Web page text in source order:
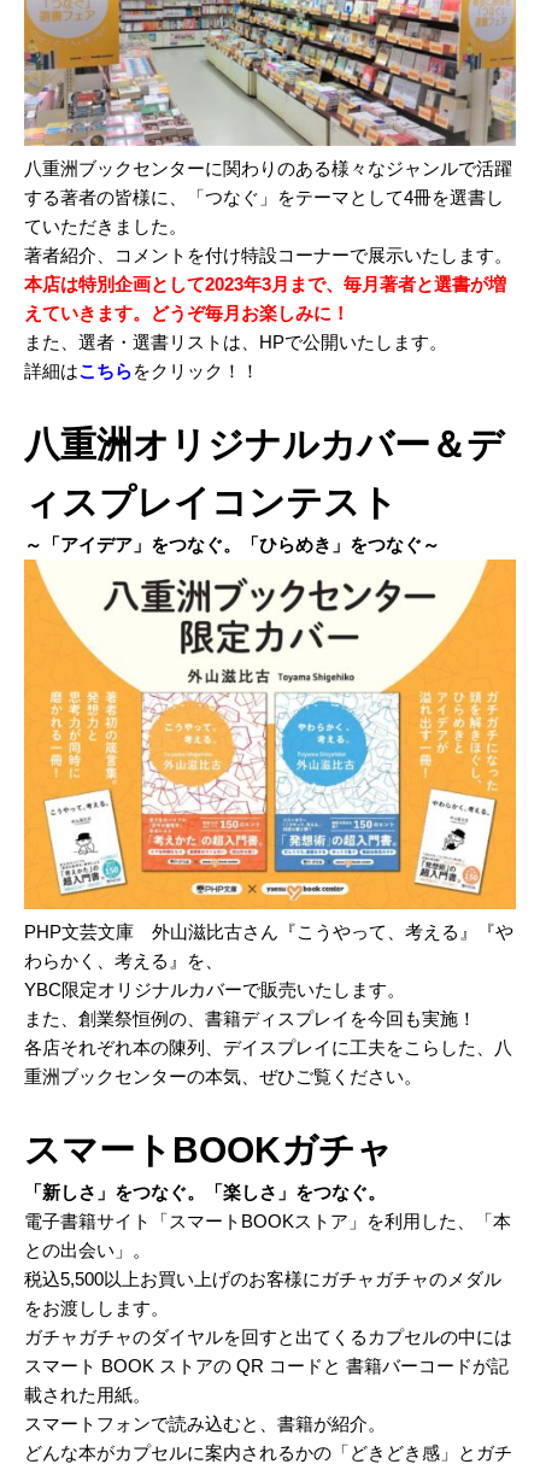
八重洲ブックセンターに関わりのある様々なジャンルで活躍
する著者の皆様に、「つなぐ」をテーマとして4冊を選書し
ていただきました。
著者紹介、コメントを付け特設コーナーで展示いたします。
本店は特別企画として2023年3月まで、毎月著者と選書が増
えていきます。どうぞ毎月お楽しみに！
また、選者・選書リストは、HPで公開いたします。
詳細はこちらをクリック！！
八重洲オリジナルカバー＆デ
ィスプレイコンテスト
～「アイデア」をつなぐ。「ひらめき」をつなぐ～
PHP文芸文庫 外山滋比古さん『こうやって、考える』『や
わらかく、考える』を、
YBC限定オリジナルカバーで販売いたします。
また、創業祭恒例の、書籍ディスプレイを今回も実施！
各店それぞれ本の陳列、デイスプレイに工夫をこらした、八
重洲ブックセンターの本気、ぜひご覧ください。
スマートBOOKガチャ
「新しさ」をつなぐ。「楽しさ」をつなぐ。
電子書籍サイト「スマートBOOKストア」を利用した、「本
との出会い」。
税込5,500以上お買い上げのお客様にガチャガチャのメダル
をお渡しします。
ガチャガチャのダイヤルを回すと出てくるカプセルの中には
スマート BOOK ストアの QR コードと 書籍バーコードが記
載された用紙。
スマートフォンで読み込むと、書籍が紹介。
どんな本がカプセルに案内されるかの「どきどき感」とガチ